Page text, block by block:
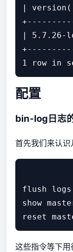
|
| 5.7.26-
配置
bin-log日志
首先我们来认识
flush logs;
show
这些指令等下用